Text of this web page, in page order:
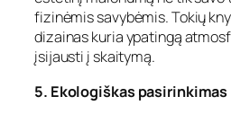
fizinėmis savybėmis. Tokių
dizainas kuria ypatingą
įsijausti į skaitymą.
5. Ekologiškas pasirinkimas